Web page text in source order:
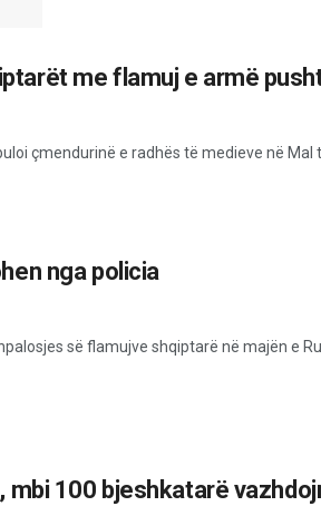
me flamuj e armë
çmendurinë e radhës të medieve në Mal
nga policia
së flamujve shqiptarë në majën e
mbi 100 bjeshkatarë